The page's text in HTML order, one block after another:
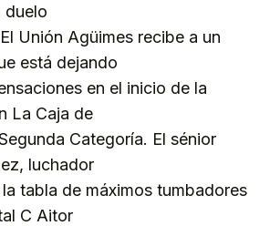
duelo
Unión Agüimes recibe a un
está dejando
en el inicio de la
La Caja de
Categoría. El sénior
luchador
tabla de máximos tumbadores
C Aitor